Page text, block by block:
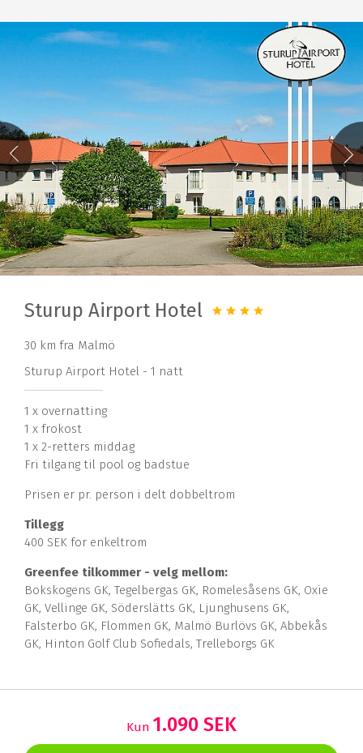
Sturup Airport Hotel
30 km fra Malmö
Sturup Airport Hotel - 1 natt
1 x overnatting
1 x frokost
1 x 2-retters middag
Fri tilgang til pool og badstue
Prisen er pr. person i delt dobbeltrom
Tillegg
400 SEK for enkeltrom
Greenfee tilkommer - velg mellom:
Bokskogens GK, Tegelbergas GK, Romelesåsens GK, Oxie
GK, Vellinge GK, Söderslätts GK, Ljunghusens GK,
Falsterbo GK, Flommen GK, Malmö Burlövs GK, Abbekås
GK, Hinton Golf Club Sofiedals, Trelleborgs GK
Kun 1.090 SEK